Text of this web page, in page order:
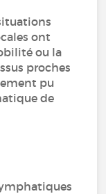
ont
ou la
proches
pu
de